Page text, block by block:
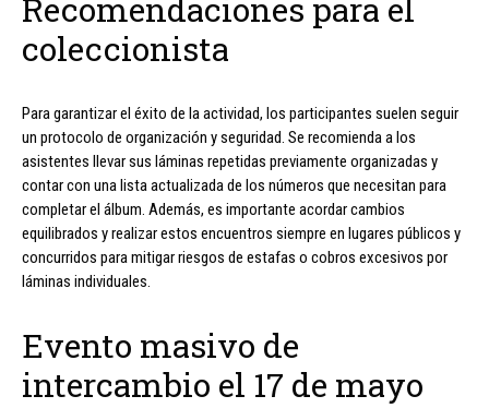
Recomendaciones para el
coleccionista
Para garantizar el éxito de la actividad, los participantes suelen seguir
un protocolo de organización y seguridad. Se recomienda a los
asistentes llevar sus láminas repetidas previamente organizadas y
contar con una lista actualizada de los números que necesitan para
completar el álbum. Además, es importante acordar cambios
equilibrados y realizar estos encuentros siempre en lugares públicos y
concurridos para mitigar riesgos de estafas o cobros excesivos por
láminas individuales.
Evento masivo de
intercambio el 17 de mayo